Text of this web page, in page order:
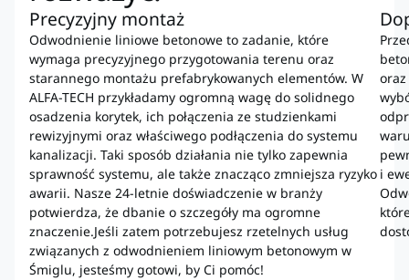
Precyzyjny montaż
Odwodnienie liniowe betonowe to zadanie, które
wymaga precyzyjnego przygotowania terenu oraz
starannego montażu prefabrykowanych elementów. W
ALFA-TECH przykładamy ogromną wagę do solidnego
osadzenia korytek, ich połączenia ze studzienkami
rewizyjnymi oraz właściwego podłączenia do systemu
kanalizacji. Taki sposób działania nie tylko zapewnia
sprawność systemu, ale także znacząco zmniejsza ryzyko
awarii. Nasze 24-letnie doświadczenie w branży
potwierdza, że dbanie o szczegóły ma ogromne
znaczenie.Jeśli zatem potrzebujesz rzetelnych usług
związanych z odwodnieniem liniowym betonowym w
Śmiglu, jesteśmy gotowi, by Ci pomóc!
i